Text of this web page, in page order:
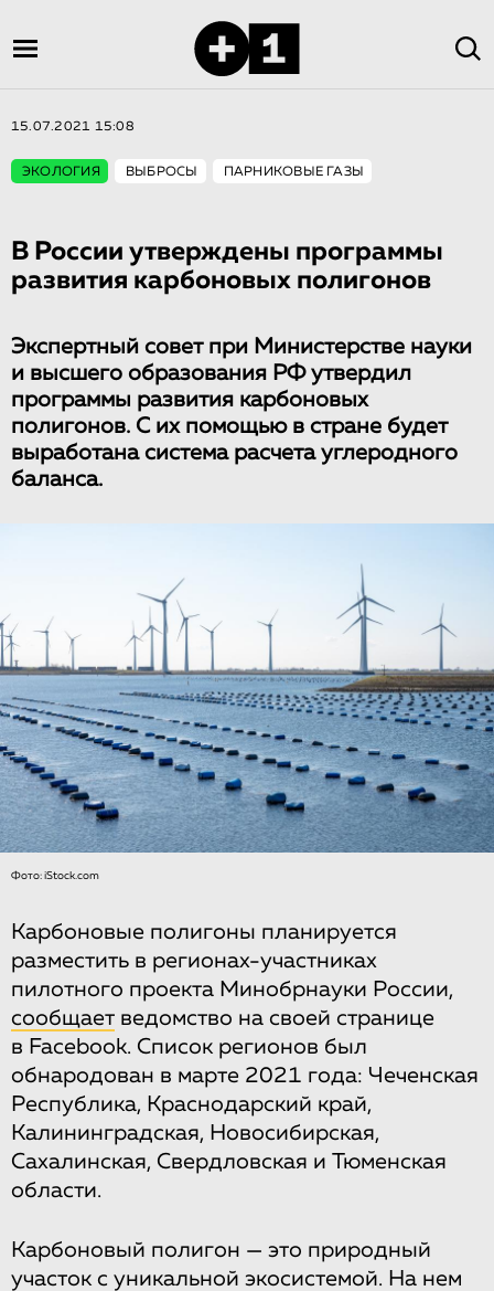
15.07.2021 15:08
ЭКОЛОГИЯ ВЫБРОСЫ ПАРНИКОВЫЕ ГАЗЫ
В России утверждены программы
развития карбоновых полигонов
Экспертный совет при Министерстве науки
и высшего образования РФ утвердил
программы развития карбоновых
полигонов. С их помощью в стране будет
выработана система расчета углеродного
баланса.
Фото: iStock.com
Карбоновые полигоны планируется
разместить в регионах-участниках
пилотного проекта Минобрнауки России,
сообщает ведомство на своей странице
в Facebook. Список регионов был
обнародован в марте 2021 года: Чеченская
Республика, Краснодарский край,
Калининградская, Новосибирская,
Сахалинская, Свердловская и Тюменская
области.
Карбоновый полигон — это природный
участок с уникальной экосистемой. На нем